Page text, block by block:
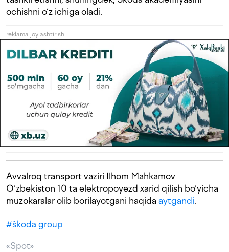
ochishni o‘z ichiga oladi.
reklama joylashtirish
Avvalroq transport vaziri Ilhom Mahkamov
O‘zbekiston 10 ta elektropoyezd xarid qilish bo‘yicha
muzokaralar olib borilayotgani haqida aytgandi.
#škoda group
«Spot»